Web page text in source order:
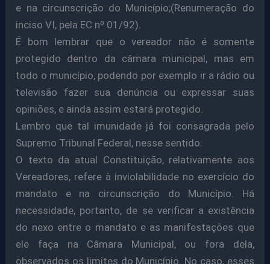
e na circunscrição do Município;(Renumeração do
inciso VI, pela EC nº 01/92).
É bom lembrar que o vereador não é somente
protegido dentro da câmara municipal, mas em
todo o município, podendo por exemplo ir a rádio ou
televisão fazer sua denúncia ou expressar suas
opiniões, e ainda assim estará protegido.
Lembro que tal imunidade já foi consagrada pelo
Supremo Tribunal Federal, nesse sentido:
O texto da atual Constituição, relativamente aos
Vereadores, refere à inviolabilidade no exercício do
mandato e na circunscrição do Município. Há
necessidade, portanto, de se verificar a existência
do nexo entre o mandato e as manifestações que
ele faça na Câmara Municipal, ou fora dela,
observados os limites do Município. No caso, esses